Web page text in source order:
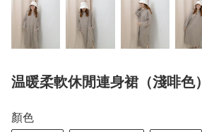
温暖柔軟休閒連身裙（淺啡色）
顏色